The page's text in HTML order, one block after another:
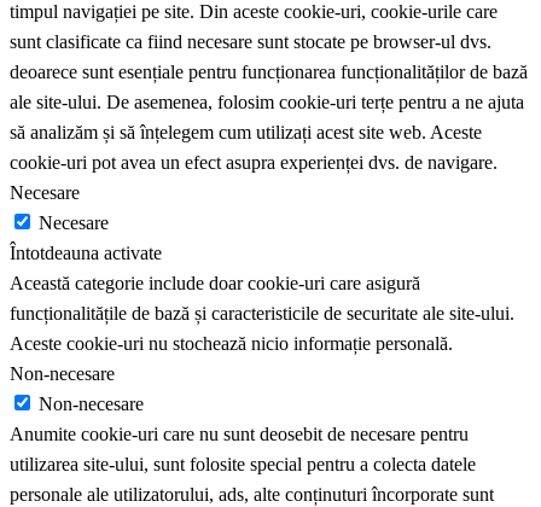
timpul navigației pe site. Din aceste cookie-uri, cookie-urile care
sunt clasificate ca fiind necesare sunt stocate pe browser-ul dvs.
deoarece sunt esențiale pentru funcționarea funcționalităților de bază
ale site-ului. De asemenea, folosim cookie-uri terțe pentru a ne ajuta
să analizăm și să înțelegem cum utilizați acest site web. Aceste
cookie-uri pot avea un efect asupra experienței dvs. de navigare.
Necesare
Necesare
Întotdeauna activate
Această categorie include doar cookie-uri care asigură
funcționalitățile de bază și caracteristicile de securitate ale site-ului.
Aceste cookie-uri nu stochează nicio informație personală.
Non-necesare
Non-necesare
Anumite cookie-uri care nu sunt deosebit de necesare pentru
utilizarea site-ului, sunt folosite special pentru a colecta datele
personale ale utilizatorului, ads, alte conținuturi încorporate sunt